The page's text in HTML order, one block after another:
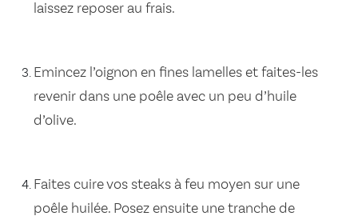
laissez reposer au frais.
Emincez l’oignon en fines lamelles et faites-les
revenir dans une poêle avec un peu d’huile
d’olive.
Faites cuire vos steaks à feu moyen sur une
poêle huilée. Posez ensuite une tranche de